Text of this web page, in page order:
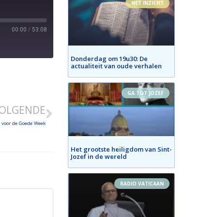
00:00 / 53:08
voor de Goede Week
HET INZICHT
Donderdag om 19u30: De
actualiteit van oude verhalen
GA TOT JOZEF
Het grootste heiligdom van Sint-
Jozef in de wereld
RADIO VATICAAN